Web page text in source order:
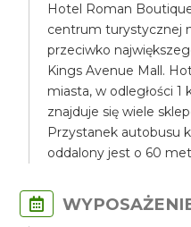
Hotel Roman
centrum turystycznej
przeciwko
Kings Avenue Mall.
miasta, w odległości
znajduje się wiele
Przystanek autobusu
oddalony jest o 60